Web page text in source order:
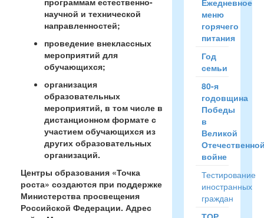
научной и технической
направленностей;
проведение внеклассных
мероприятий для
обучающихся;
организация
образовательных
мероприятий, в том числе в
дистанционном формате с
участием обучающихся из
других образовательных
организаций.
Центры образования «Точка
роста» создаются при поддержке
Министерства просвещения
Российской Федерации. Адрес
Ежедневное
меню
горячего
питания
Год
семьи
80-я
годовщина
Победы
в
Великой
войне
Тестирование
иностранных
граждан